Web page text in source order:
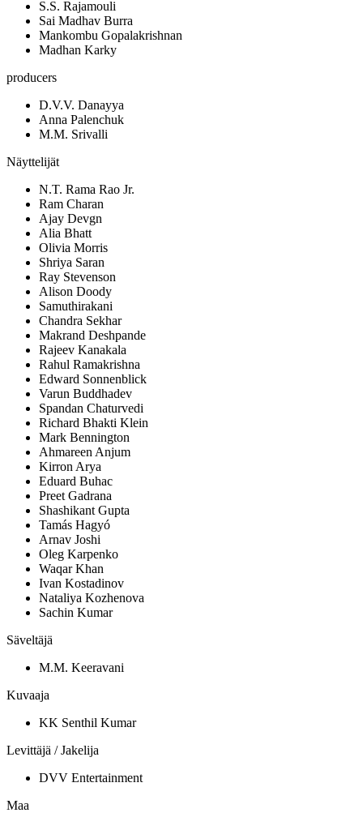
S.S. Rajamouli
Sai Madhav Burra
Mankombu Gopalakrishnan
Madhan Karky
producers
D.V.V. Danayya
Anna Palenchuk
M.M. Srivalli
Näyttelijät
N.T. Rama Rao Jr.
Ram Charan
Ajay Devgn
Alia Bhatt
Olivia Morris
Shriya Saran
Ray Stevenson
Alison Doody
Samuthirakani
Chandra Sekhar
Makrand Deshpande
Rajeev Kanakala
Rahul Ramakrishna
Edward Sonnenblick
Varun Buddhadev
Spandan Chaturvedi
Richard Bhakti Klein
Mark Bennington
Ahmareen Anjum
Kirron Arya
Eduard Buhac
Preet Gadrana
Shashikant Gupta
Tamás Hagyó
Arnav Joshi
Oleg Karpenko
Waqar Khan
Ivan Kostadinov
Nataliya Kozhenova
Sachin Kumar
Säveltäjä
M.M. Keeravani
Kuvaaja
KK Senthil Kumar
Levittäjä / Jakelija
DVV Entertainment
Maa